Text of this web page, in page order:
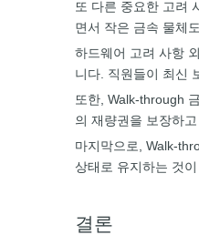
또 다른 중요한 고려
면서 작은 금속 물체
하드웨어 고려 사항
니다. 직원들이 최신
또한, Walk-through
의 재량권을 보장하
마지막으로, Walk-
상태로 유지하는 것
결론